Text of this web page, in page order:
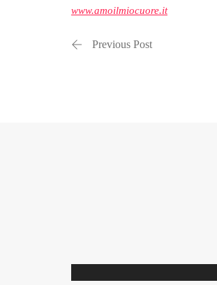
www.amoilmiocuore.it
Previous Post